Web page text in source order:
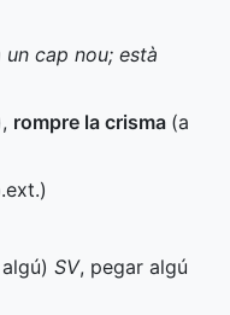
cap nou; està
, rompre la crisma (a
)
SV, pegar algú